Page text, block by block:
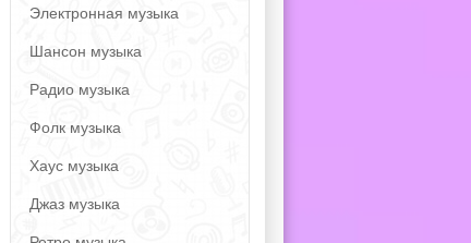
Электронная музыка
Шансон музыка
Радио музыка
Фолк музыка
Хаус музыка
Джаз музыка